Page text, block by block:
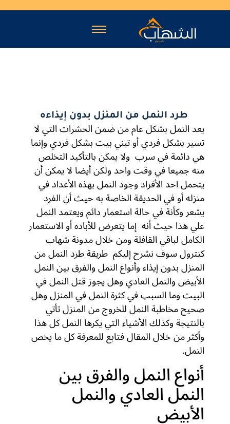
طرد النمل من المنزل بدون إيذاءه
يعد النمل بشكل عام من ضمن الحشرات التي لا
تسير بشكل فردي أو تبني بيت بشكل فردي وإنما
هي دائمة في سرب ولا يمكن بالتأكيد التخلص
منه جميعا في وقت واحد ولكن أيضا لا يمكن أن
يتحمل احد الأفراد وجود النمل بهذه الأعداد في
منزله أو في الحديقة الخاصة به حيث أن الفرد
يشعر وكأنة في حالة استعمار دائم ويعتمد النمل
علي هذا حيث أنه إما يتعرض للأباده أو الاستعمار
الكامل لباقي القافلة ومن خلال مدونة شهاب
كنترول سوف نشرح إليكم طريقة طرد النمل من
المنزل بدون إيذاء وأنواع النمل والفرق بين النمل
الأبيض والنمل العادي وهل يجوز قتل النمل في
البيت وما السبب في كثرة النمل في المنزل وهل
صحيح مخاطبة النمل للخروج من المنزل تأتي
بالنتيجة وكذلك الأشياء التي يكرها النمل كل هذا
وأكثر من خلال المقال فتابع للمعرفة كل ما يخص
النمل.
أنواع النمل والفرق بين
النمل العادي والنمل
الأبيض